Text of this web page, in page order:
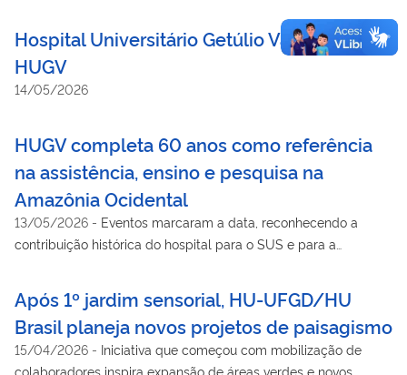
Hospital Universitário Getúlio Vargas –
HUGV
14/05/2026
HUGV completa 60 anos como referência
na assistência, ensino e pesquisa na
Amazônia Ocidental
13/05/2026 - Eventos marcaram a data, reconhecendo a
contribuição histórica do hospital para o SUS e para a
Após 1º jardim sensorial, HU-UFGD/HU
Brasil planeja novos projetos de paisagismo
15/04/2026 - Iniciativa que começou com mobilização de
colaboradores inspira expansão de áreas verdes e novos